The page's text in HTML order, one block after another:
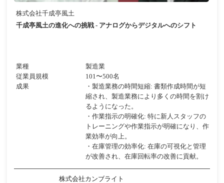
株式会社千成亭風土
千成亭風土の進化への挑戦 - アナログからデジタルへのシフト
業種
製造業
従業員規模
101〜500名
成果
・製造業務の時間短縮: 書類作成時間が短
縮され、製造業務により多くの時間を割け
るようになった。
・作業指示の明確化: 特に新人スタッフの
トレーニングや作業指示が明確になり、作
業効率が向上。
・在庫管理の効率化: 在庫の可視化と管理
が改善され、在庫回転率の改善に貢献。
株式会社カンブライト